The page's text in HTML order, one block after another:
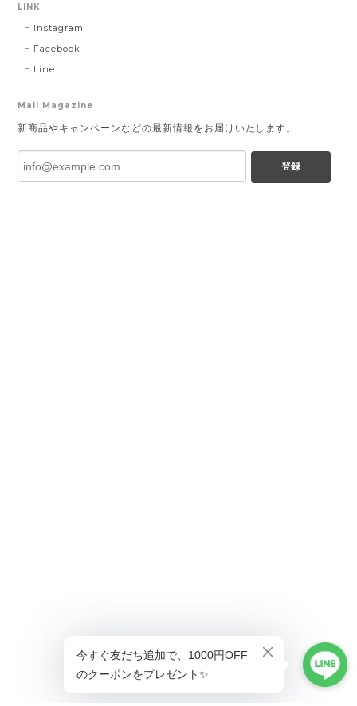
LINK
Instagram
Facebook
Line
Mail Magazine
新商品やキャンペーンなどの最新情報をお届けいたします。
登録
ショップに質問する